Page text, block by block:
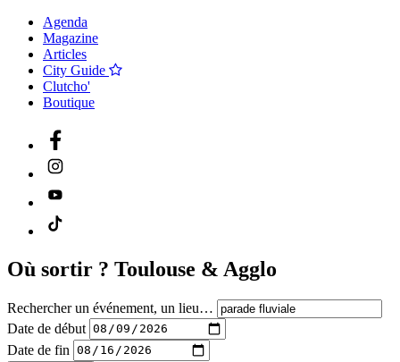
Agenda
Magazine
Articles
City Guide
Clutcho'
Boutique
Où sortir ? Toulouse & Agglo
Rechercher un événement, un lieu…
Date de début
Date de fin